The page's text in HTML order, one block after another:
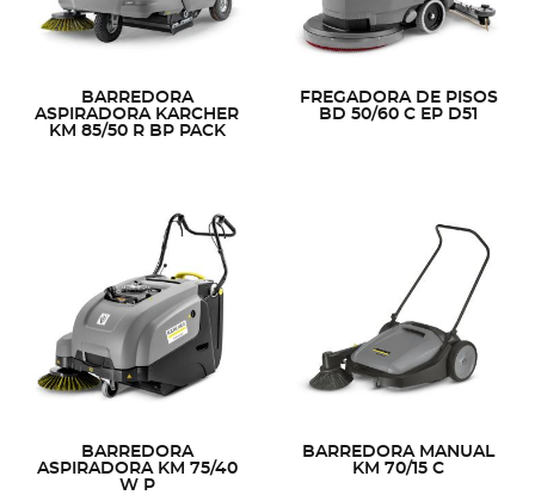
BARREDORA
ASPIRADORA KARCHER
KM 85/50 R BP PACK
FREGADORA DE PISOS
BD 50/60 C EP D51
BARREDORA
ASPIRADORA KM 75/40
W P
BARREDORA MANUAL
KM 70/15 C